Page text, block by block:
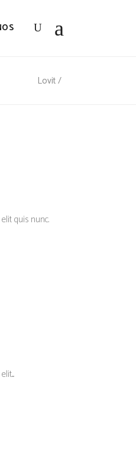
Lovit/
quis nunc.